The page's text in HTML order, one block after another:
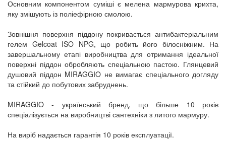
Основним компонентом суміші є мелена мармурова крихта,
яку змішують із поліефірною смолою.
Зовнішня поверхня піддону покривається антибактеріальним
гелем Gelcoat ISO NPG, що робить його білосніжним. На
завершальному етапі виробництва для отримання ідеальної
поверхні піддон обробляють спеціальною пастою. Глянцевий
душовий піддон MIRAGGIO не вимагає спеціального догляду
та стійкий до побутових забруднень.
MIRAGGIO - український бренд, що більше 10 років
спеціалізується на виробництві сантехніки з литого мармуру.
На виріб надається гарантія 10 років експлуатації.